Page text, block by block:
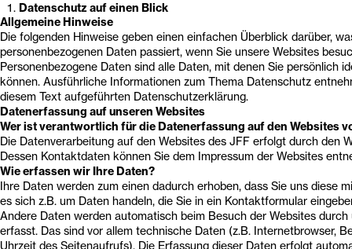
Datenschutz auf einen Blick
Allgemeine Hinweise
Die folgenden Hinweise geben einen einfachen Überblick darüber,
personenbezogenen Daten passiert, wenn Sie unsere Websites
Personenbezogene Daten sind alle Daten, mit denen Sie persönlich
können. Ausführliche Informationen zum Thema Datenschutz
diesem Text aufgeführten Datenschutzerklärung.
Datenerfassung auf unseren Websites
Wer ist verantwortlich für die Datenerfassung auf den Websites
Die Datenverarbeitung auf den Websites des JFF erfolgt durch den
Dessen Kontaktdaten können Sie dem Impressum der Websites
Wie erfassen wir Ihre Daten?
Ihre Daten werden zum einen dadurch erhoben, dass Sie uns diese
es sich z.B. um Daten handeln, die Sie in ein Kontaktformular
Andere Daten werden automatisch beim Besuch der Websites durch
erfasst. Das sind vor allem technische Daten (z.B. Internetbrowser,
Uhrzeit des Seitenaufrufs). Die Erfassung dieser Daten erfolgt